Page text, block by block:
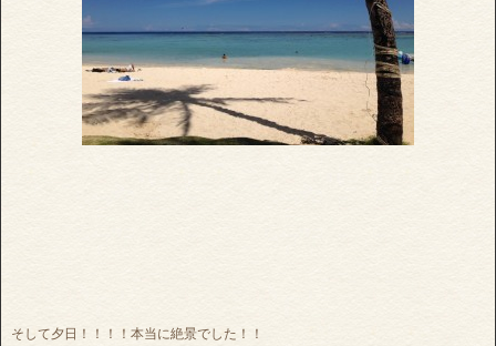
そして夕日！！！！本当に絶景でした！！